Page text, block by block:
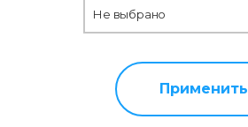
Не выбрано
Применить